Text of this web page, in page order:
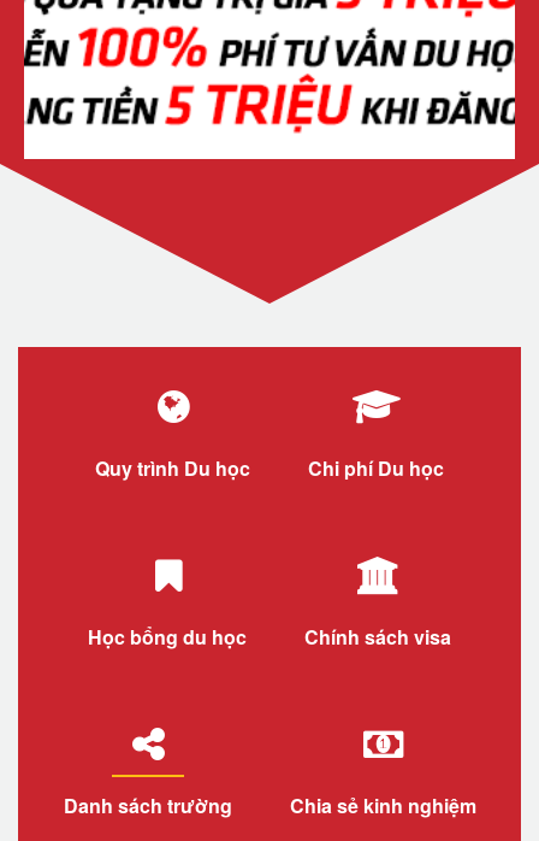
Quy trình Du học Chi phí Du học
Học bổng du học Chính sách visa
Danh sách trường Chia sẻ kinh nghiệm